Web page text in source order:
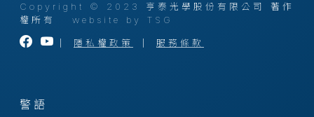
Copyright © 2023 亨泰光學股份有限公司 著作
權所有 website by TSG
隱私權政策 服務條款
警語